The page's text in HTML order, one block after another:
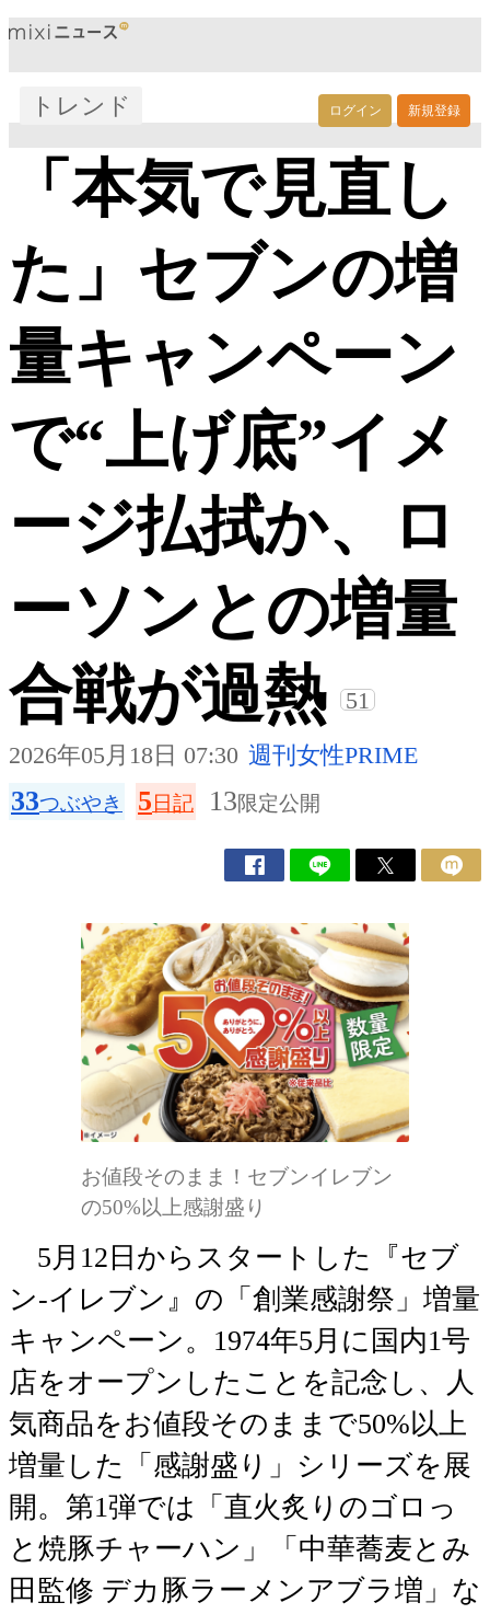
ログイン 新規登録
トレンド
「本気で見直し
た」セブンの増
量キャンペーン
で“上げ底”イメ
ージ払拭か、ロ
ーソンとの増量
合戦が過熱
51
2026年05月18日 07:30 週刊女性PRIME
33つぶやき 5日記 13限定公開
お値段そのまま！セブンイレブン
の50%以上感謝盛り
5月12日からスタートした『セブ
ン-イレブン』の「創業感謝祭」増量
キャンペーン。1974年5月に国内1号
店をオープンしたことを記念し、人
気商品をお値段そのままで50%以上
増量した「感謝盛り」シリーズを展
開。第1弾では「直火炙りのゴロっ
と焼豚チャーハン」「中華蕎麦とみ
田監修 デカ豚ラーメンアブラ増」な